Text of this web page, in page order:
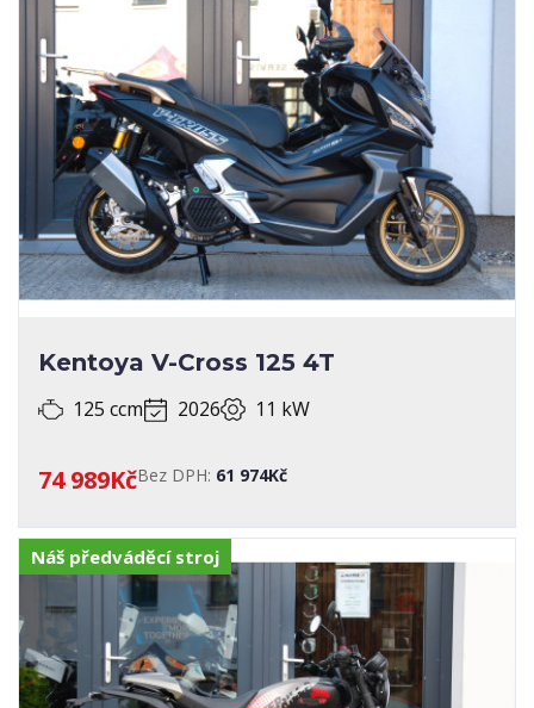
Kentoya V-Cross 125 4T
125 ccm 2026 11 kW
74 989KčBez DPH: 61 974Kč
Náš předváděcí stroj